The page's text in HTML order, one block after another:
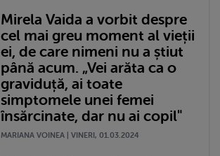
Mirela Vaida a vorbit despre
cel mai greu moment al vieții
ei, de care nimeni nu a știut
până acum. „Vei arăta ca o
graviduță, ai toate
simptomele unei femei
însărcinate, dar nu ai copil"
MARIANA VOINEA | VINERI, 01.03.2024